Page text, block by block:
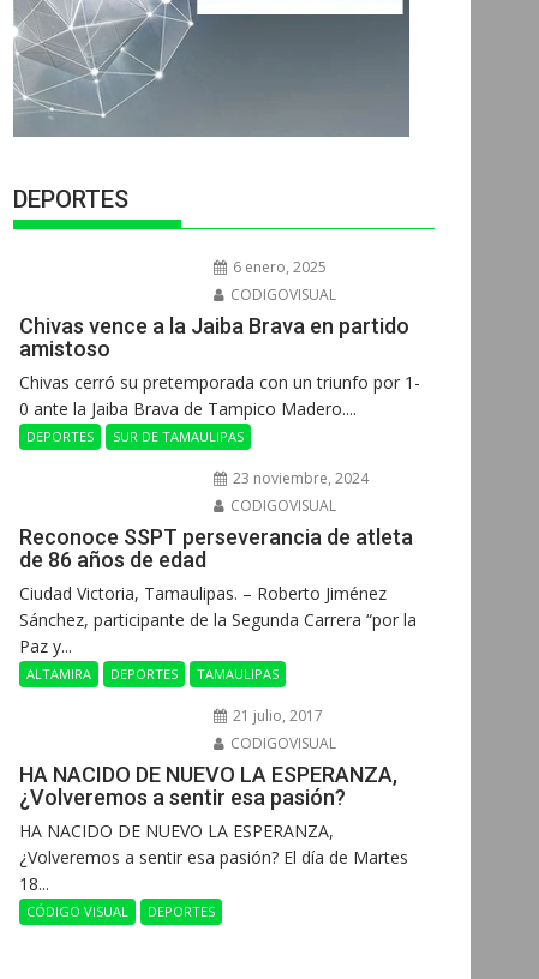
DEPORTES
6 enero, 2025
CODIGOVISUAL
Chivas vence a la Jaiba Brava en partido
amistoso
Chivas cerró su pretemporada con un triunfo por 1-
0 ante la Jaiba Brava de Tampico Madero....
DEPORTES SUR DE TAMAULIPAS
23 noviembre, 2024
CODIGOVISUAL
Reconoce SSPT perseverancia de atleta
de 86 años de edad
Ciudad Victoria, Tamaulipas. – Roberto Jiménez
Sánchez, participante de la Segunda Carrera “por la
Paz y...
ALTAMIRA DEPORTES TAMAULIPAS
21 julio, 2017
CODIGOVISUAL
HA NACIDO DE NUEVO LA ESPERANZA,
¿Volveremos a sentir esa pasión?
HA NACIDO DE NUEVO LA ESPERANZA,
¿Volveremos a sentir esa pasión? El día de Martes
18...
CÓDIGO VISUAL DEPORTES